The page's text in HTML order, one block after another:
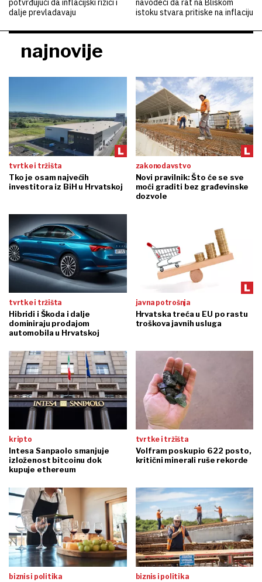
potvrđujući da inflacijski rizici i
dalje prevladavaju
navodeći da rat na Bliskom
istoku stvara pritiske na inflaciju
najnovije
tvrtke i tržišta
Tko je osam najvećih
investitora iz BiH u Hrvatskoj
zakonodavstvo
Novi pravilnik: Što će se sve
moći graditi bez građevinske
dozvole
tvrtke i tržišta
Hibridi i Škoda i dalje
dominiraju prodajom
automobila u Hrvatskoj
javna potrošnja
Hrvatska treća u EU po rastu
troškova javnih usluga
kripto
Intesa Sanpaolo smanjuje
izloženost bitcoinu dok
kupuje ethereum
tvrtke i tržišta
Volfram poskupio 622 posto,
kritični minerali ruše rekorde
biznis i politika biznis i politika